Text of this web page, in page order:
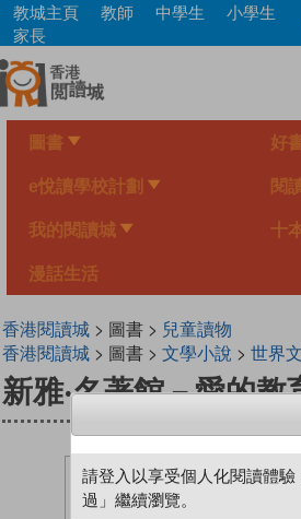
Skip
main
content
教城主頁 教師 中學生
小學生
家長
圖書 好
e悅讀學校計劃 閱
我的閱讀城 十
漫話生活
香港閱讀城> 圖書 > 兒童讀物
香港閱讀城> 圖書 > 文學小說 > 世界
新雅‧名著館－愛的教
請登入以享受個人化閱讀體驗
過」繼續瀏覽。